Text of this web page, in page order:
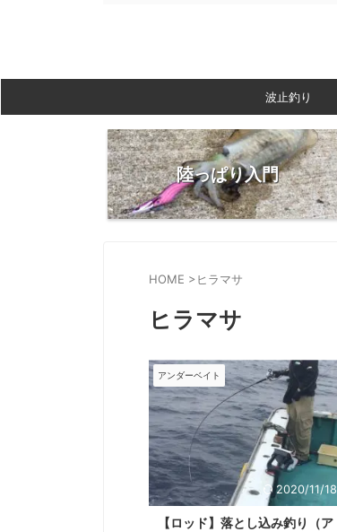
波止釣り
陸っぱり入門
HOME >ヒラマサ
ヒラマサ
アンダーベイト
2020/11/18
【ロッド】落とし込み釣り（ア